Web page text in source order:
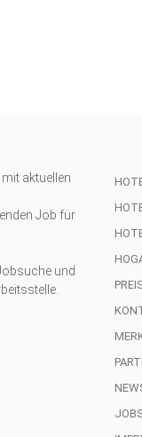
aktuellen
Job für
und